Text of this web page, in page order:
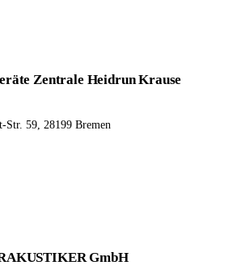
Zentrale Heidrun Krause
Str. 59, 28199 Bremen
GmbH